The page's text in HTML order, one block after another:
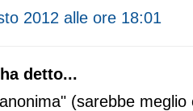
2012 alle ore 18:01
detto...
(sarebbe